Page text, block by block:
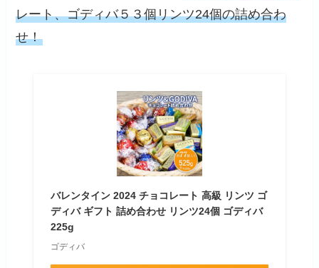
レート、ゴディバ５３個リンツ24個の詰め合わ
せ！
バレンタイン 2024 チョコレート 高級 リンツ ゴ
ディバ ギフト 詰め合わせ リンツ24個 ゴディバ
225g
ゴディバ